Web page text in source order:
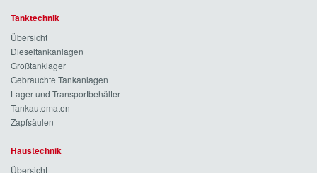
Tanktechnik
Übersicht
Dieseltankanlagen
Großtanklager
Gebrauchte Tankanlagen
Lager-und Transportbehälter
Tankautomaten
Zapfsäulen
Haustechnik
Übersicht